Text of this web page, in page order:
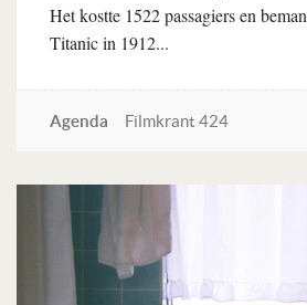
Het kostte 1522 passagiers en
Titanic in 1912...
Agenda Filmkrant 424
Lees verder